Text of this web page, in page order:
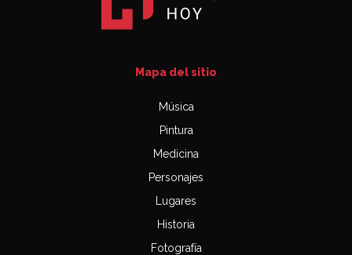
Mapa del sitio
Música
Pintura
Medicina
Personajes
Lugares
Historia
Fotografía